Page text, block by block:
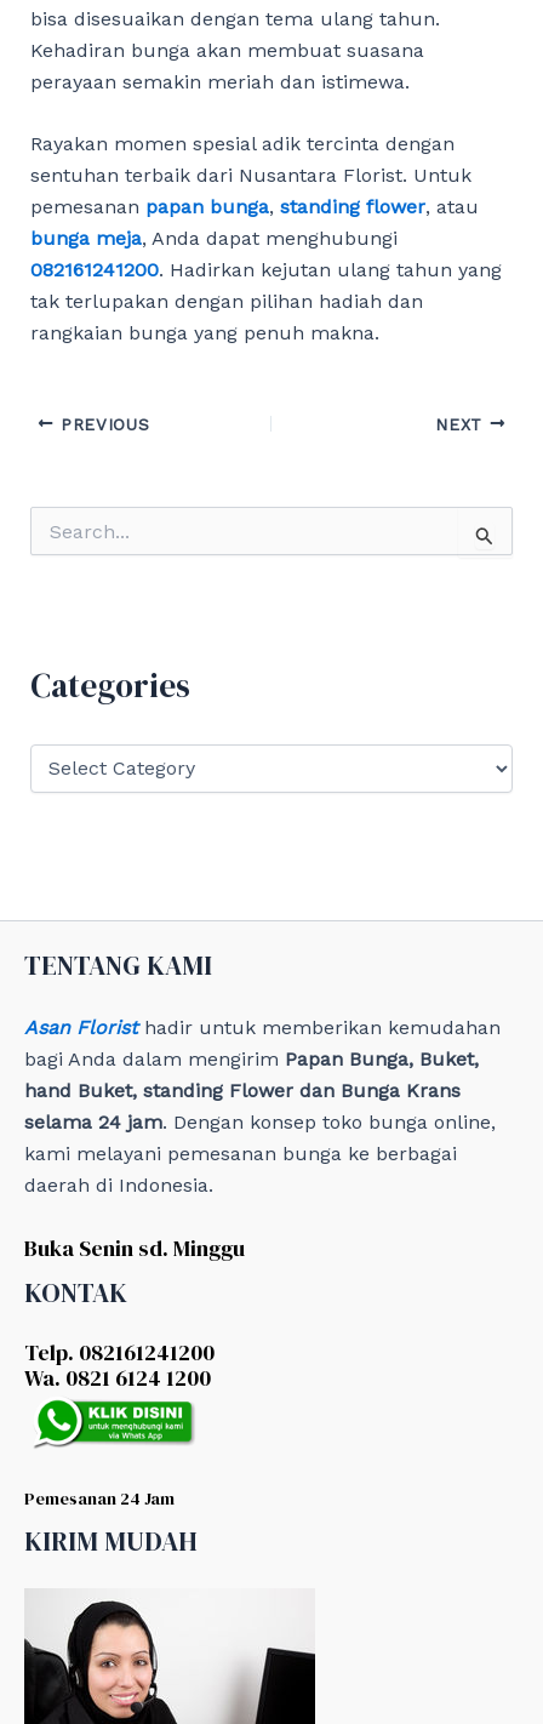
bisa disesuaikan dengan tema ulang tahun.
Kehadiran bunga akan membuat suasana
perayaan semakin meriah dan istimewa.
Rayakan momen spesial adik tercinta dengan
sentuhan terbaik dari Nusantara Florist. Untuk
pemesanan papan bunga, standing flower, atau
bunga meja, Anda dapat menghubungi
082161241200. Hadirkan kejutan ulang tahun yang
tak terlupakan dengan pilihan hadiah dan
rangkaian bunga yang penuh makna.
Post
PREVIOUS NEXT
o
Categories
C
i
s
TENTANG KAMI
Asan Floristhadir untuk memberikan kemudahan
bagi Anda dalam mengirim Papan Bunga, Buket,
hand Buket, standing Flower dan Bunga Krans
selama 24 jam. Dengan konsep toko bunga online,
kami melayani pemesanan bunga ke berbagai
daerah di Indonesia.
Buka Senin sd. Minggu
KONTAK
Telp. 082161241200
Wa. 0821 6124 1200
Pemesanan 24 Jam
KIRIM MUDAH